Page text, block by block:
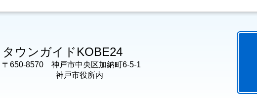
タウンガイドKOBE24
〒650-8570 神戸市中央区加納町6-5-1
神戸市役所内